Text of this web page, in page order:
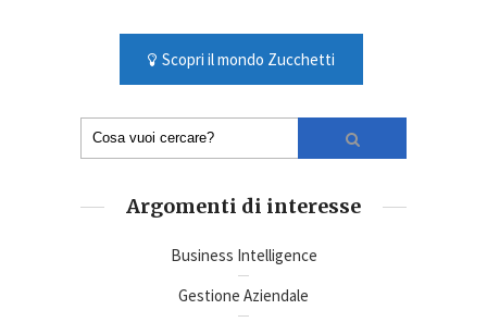
Scopri il mondo Zucchetti
Argomenti di interesse
Business Intelligence
Gestione Aziendale